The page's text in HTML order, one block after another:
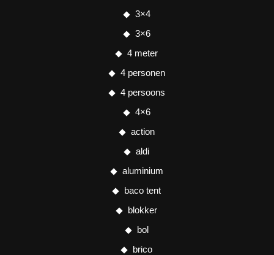
3×4
3×6
4 meter
4 personen
4 persoons
4×6
action
aldi
aluminium
baco tent
blokker
bol
brico